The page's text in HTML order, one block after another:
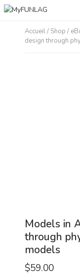
Accueil/ Shop /
design through
Models in
through
models
$59.00